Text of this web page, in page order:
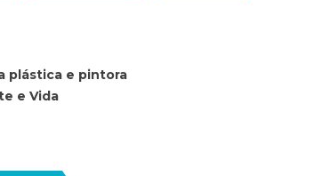
plástica e pintora
e Vida